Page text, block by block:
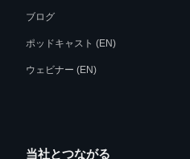
ブログ
ポッドキャスト (EN)
ウェビナー (EN)
当社とつながる